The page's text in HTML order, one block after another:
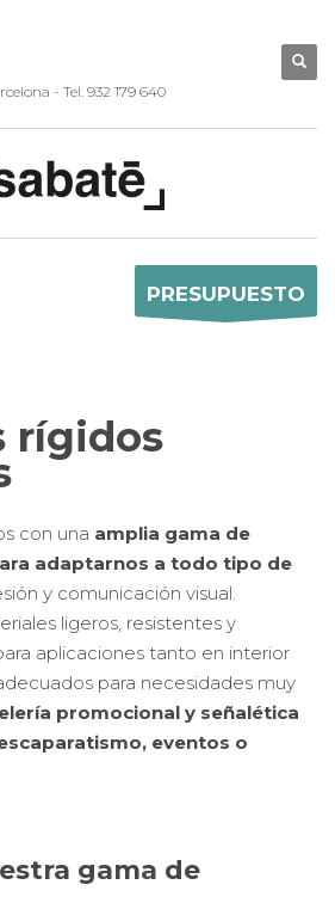
- Tel. 932 179 640
PRESUPUESTO
rígidos
con una amplia gama de
adaptarnos a todo tipo de
y comunicación visual.
ligeros, resistentes y
aplicaciones tanto en interior
para necesidades muy
promocional y señalética
eventos o
gama de